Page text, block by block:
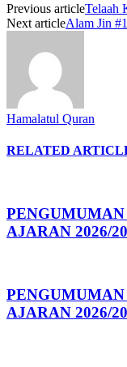
Previous articleTelaah
Next articleAlam Jin
Hamalatul Quran
RELATED
AJARAN 2026/
AJARAN 2026/